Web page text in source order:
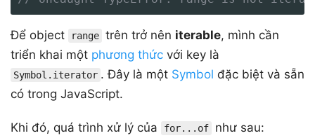
Để object range trên trở nên iterable, mình cần
triển khai một phương thức với key là
Symbol.iterator . Đây là một Symbol đặc biệt và sẵn
có trong JavaScript.
Khi đó, quá trình xử lý của for...of như sau: